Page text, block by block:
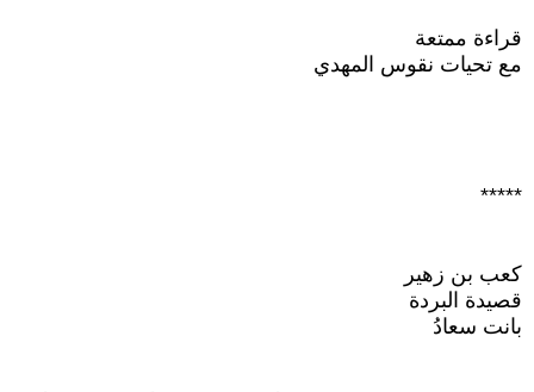
قراءة ممتعة
مع تحيات نقوس المهدي
*****
كعب بن زهير
قصيدة البردة
بانت سعادُ